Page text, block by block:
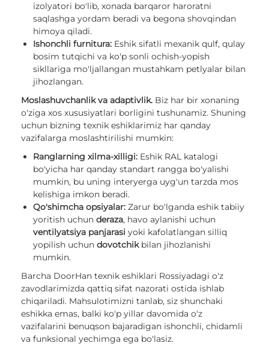
izolyatori bo'lib, xonada barqaror haroratni
saqlashga yordam beradi va begona shovqindan
himoya qiladi.
Ishonchli furnitura: Eshik sifatli mexanik qulf, qulay
bosim tutqichi va ko'p sonli ochish-yopish
sikllariga mo'ljallangan mustahkam petlyalar bilan
jihozlangan.
Moslashuvchanlik va adaptivlik. Biz har bir xonaning
o'ziga xos xususiyatlari borligini tushunamiz. Shuning
uchun bizning texnik eshiklarimiz har qanday
vazifalarga moslashtirilishi mumkin:
Ranglarning xilma-xilligi: Eshik RAL katalogi
bo'yicha har qanday standart rangga bo'yalishi
mumkin, bu uning interyerga uyg'un tarzda mos
kelishiga imkon beradi.
Qo'shimcha opsiyalar: Zarur bo'lganda eshik tabiiy
yoritish uchun deraza, havo aylanishi uchun
ventilyatsiya panjarasi yoki kafolatlangan silliq
yopilish uchun dovotchikbilan jihozlanishi
mumkin.
Barcha DoorHan texnik eshiklari Rossiyadagi o'z
zavodlarimizda qattiq sifat nazorati ostida ishlab
chiqariladi. Mahsulotimizni tanlab, siz shunchaki
eshikka emas, balki ko'p yillar davomida o'z
vazifalarini benuqson bajaradigan ishonchli, chidamli
va funksional yechimga ega bo'lasiz.